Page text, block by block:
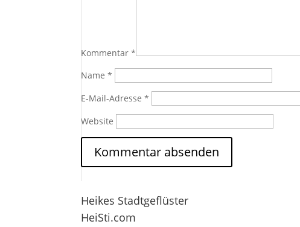
Kommentar*
Name*
E-Mail-Adresse*
Website
Heikes Stadtgeflüster
HeiSti.com